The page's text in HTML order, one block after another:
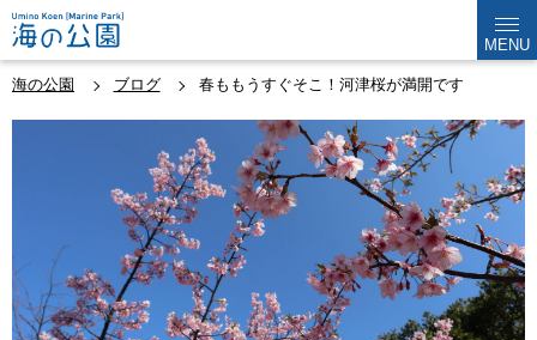
MENU
海の公園 ブログ 春ももうすぐそこ！河津桜が満開です